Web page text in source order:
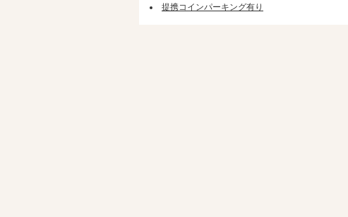
提携コインパーキング有り